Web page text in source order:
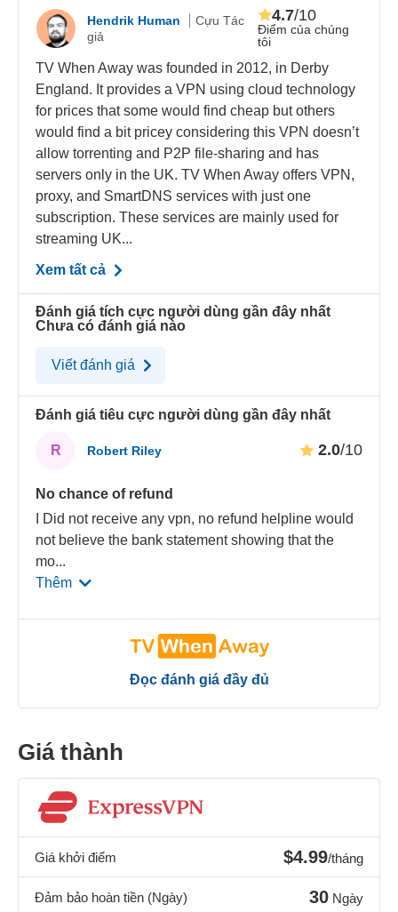
Hendrik Human
Cựu Tác
giả
Điểm của chúng
tôi
4.7/10
TV When Away was founded in 2012, in Derby
England. It provides a VPN using cloud technology
for prices that some would find cheap but others
would find a bit pricey considering this VPN doesn’t
allow torrenting and P2P file-sharing and has
servers only in the UK. TV When Away offers VPN,
proxy, and SmartDNS services with just one
subscription. These services are mainly used for
streaming UK...
Xem tất cả
Đánh giá tích cực người dùng gần đây nhất
Chưa có đánh giá nào
Viết đánh giá
Đánh giá tiêu cực người dùng gần đây nhất
R Robert Riley 2.0/10
No chance of refund
I Did not receive any vpn, no refund helpline would
not believe the bank statement showing that the
mo...
Thêm
Đọc đánh giá đầy đủ
Giá thành
Giá khởi điểm $4.99/tháng
Đảm bảo hoàn tiền (Ngày) 30 Ngày